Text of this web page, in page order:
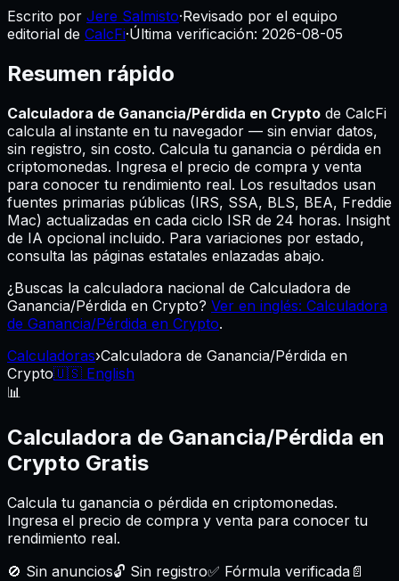
Escrito por Jere Salmisto·Revisado por el equipo
editorial de CalcFi·Última verificación: 2026-08-05
Resumen rápido
Calculadora de Ganancia/Pérdida en Crypto de CalcFi
calcula al instante en tu navegador — sin enviar datos,
sin registro, sin costo. Calcula tu ganancia o pérdida en
criptomonedas. Ingresa el precio de compra y venta
para conocer tu rendimiento real. Los resultados usan
fuentes primarias públicas (IRS, SSA, BLS, BEA, Freddie
Mac) actualizadas en cada ciclo ISR de 24 horas. Insight
de IA opcional incluido. Para variaciones por estado,
consulta las páginas estatales enlazadas abajo.
¿Buscas la calculadora nacional de Calculadora de
Ganancia/Pérdida en Crypto? Ver en inglés: Calculadora
de Ganancia/Pérdida en Crypto.
Calculadoras›Calculadora de Ganancia/Pérdida en
Crypto🇺🇸 English
📊
Calculadora de Ganancia/Pérdida en
Crypto Gratis
Calcula tu ganancia o pérdida en criptomonedas.
Ingresa el precio de compra y venta para conocer tu
rendimiento real.
🚫 Sin anuncios🔓 Sin registro✅ Fórmula verificada 📄